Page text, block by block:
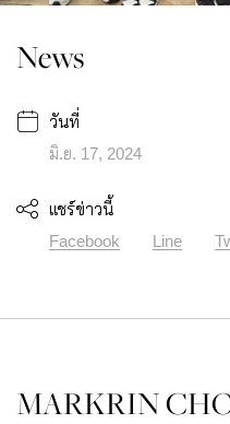
News
วันที่
มิ.ย. 17, 2024
แชร์ข่าวนี้
Facebook
Line
MARKRIN